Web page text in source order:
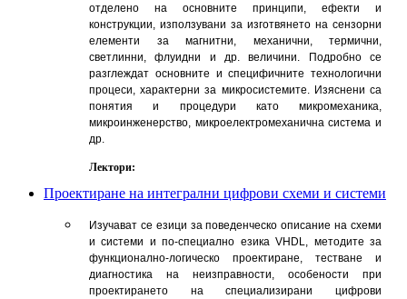
отделено на основните принципи, ефекти и
конструкции, използувани за изготвянето на сензорни
елементи за магнитни, механични, термични,
светлинни, флуидни и др. величини. Подробно се
разглеждат основните и специфичните технологични
процеси, характерни за микросистемите. Изяснени са
понятия и процедури като микромеханика,
микроинженерство, микроелектромеханична система и
др.
Лектори:
Проектиране на интегрални цифрови схеми и системи
Изучават се езици за поведенческо описание на схеми
и системи и по-специално езика VHDL, методите за
функционално-логическо проектиране, тестване и
диагностика на неизправности, особености при
проектирането на специализирани цифрови